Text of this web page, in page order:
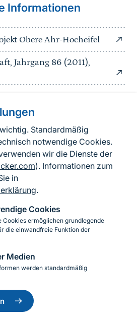
Standardmäßig
notwendige Cookies.
wir die Dienste der
). Informationen zum
in
.
Cookies
Cookies ermöglichen grundlegende
die einwandfreie Funktion der
Medien
werden standardmäßig
Einwilligung
zurückziehen
Informationen
Obere Ahr-Hocheifel
Jahrgang 86 (2011),
Seite
zum BfN
zur Barrierefreiheit
Impressum
Datenschutz
YouTubeLinkedIn
für Naturschutz